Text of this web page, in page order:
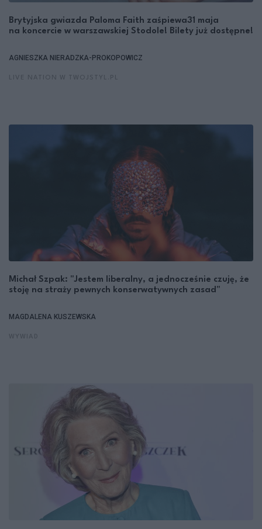
Brytyjska gwiazda Paloma Faith zaśpiewa31 maja
na koncercie w warszawskiej Stodole! Bilety już dostępne!
AGNIESZKA NIERADZKA-PROKOPOWICZ
Michał Szpak: "Jestem liberalny, a jednocześnie czuję, że
stoję na straży pewnych konserwatywnych zasad"
MAGDALENA KUSZEWSKA